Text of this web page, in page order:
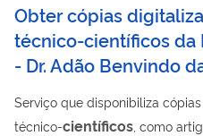
Obter cópias
técnico-científicos da
- Dr. Adão Benvindo
Serviço que disponibiliza
técnico-científicos , como